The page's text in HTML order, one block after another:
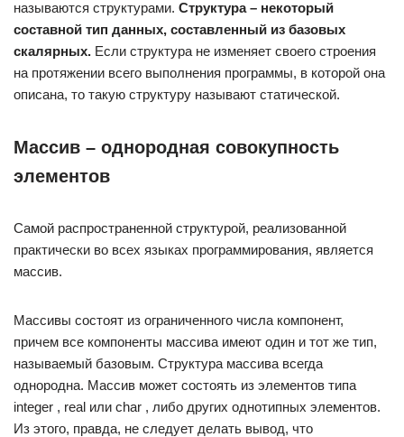
называются структурами. Структура – некоторый
составной тип данных, составленный из базовых
скалярных. Если структура не изменяет своего строения
на протяжении всего выполнения программы, в которой она
описана, то такую структуру называют статической.
Массив – однородная совокупность
элементов
Самой распространенной структурой, реализованной
практически во всех языках программирования, является
массив.
Массивы состоят из ограниченного числа компонент,
причем все компоненты массива имеют один и тот же тип,
называемый базовым. Структура массива всегда
однородна. Массив может состоять из элементов типа
integer , real или char , либо других однотипных элементов.
Из этого, правда, не следует делать вывод, что